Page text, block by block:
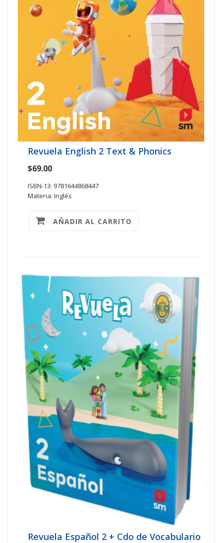
Revuela English 2 Text & Phonics
$69.00
ISBN-13: 9781644868447
Materia: Inglés
AÑADIR AL CARRITO
Revuela Español 2 + Cdo de Vocabulario